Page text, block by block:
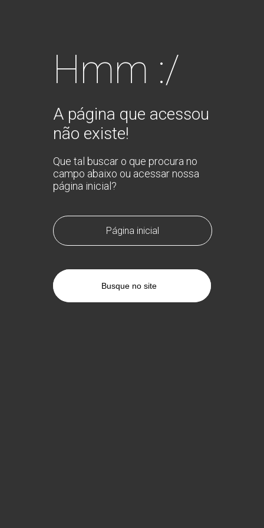
Hmm :/
A página que acessou
não existe!
Que tal buscar o que procura no
campo abaixo ou acessar nossa
página inicial?
Página inicial